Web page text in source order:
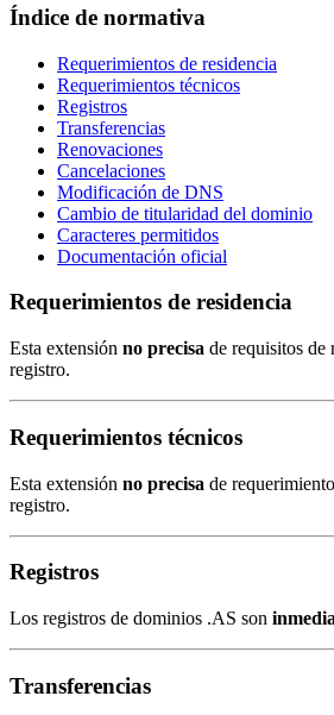
Índice de normativa
Requerimientos de residencia
Requerimientos técnicos
Registros
Transferencias
Renovaciones
Cancelaciones
Modificación de DNS
Cambio de titularidad del dominio
Caracteres permitidos
Documentación oficial
Requerimientos de residencia
Esta extensión no precisa de requisitos de
registro.
Requerimientos técnicos
Esta extensión no precisa de
registro.
Registros
Los registros de dominios .AS son
Transferencias